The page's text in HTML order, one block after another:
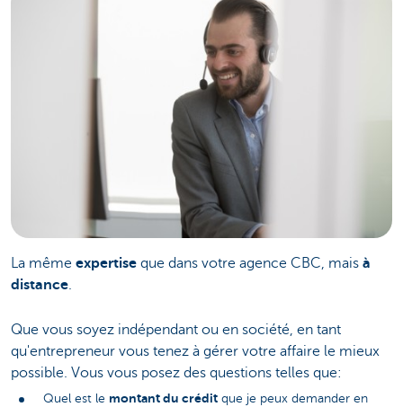
La même expertise que dans votre agence CBC, mais à
distance
Que vous soyez indépendant ou en société, en tant
qu'entrepreneur vous tenez à gérer votre affaire le mieux
possible. Vous vous posez des questions telles que:
Quel est le montant du crédit que je peux demander en